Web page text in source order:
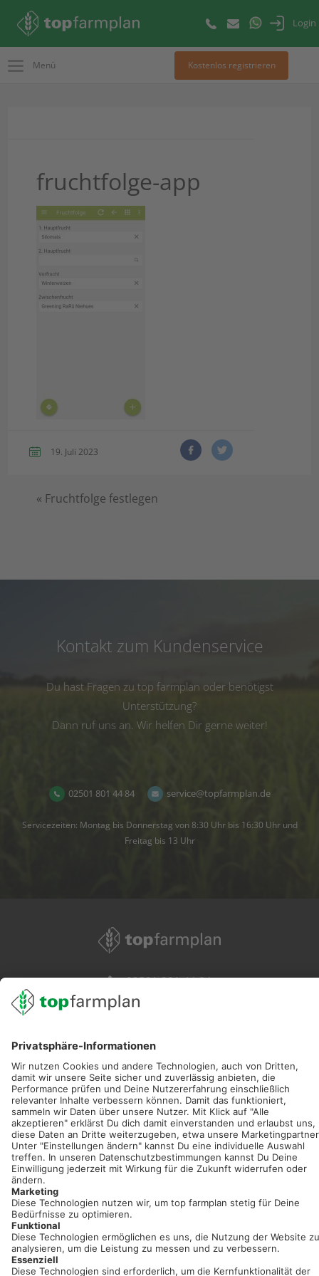
Login
Menü Kostenlos registrieren
fruchtfolge-app
19. Juli 2023
« Fruchtfolge festlegen
Kontakt zum Kundenservice
Du hast Fragen zu top farmplan oder benötigst
Unterstützung?
Dann ruf uns an. Wir helfen Dir gerne weiter!
02501 801 44 84 service@topfarmplan.de
Servicezeiten: Montag bis Donnerstag von 8:30 Uhr bis 16:30 Uhr und
Freitag bis 13 Uhr
02501 801 44 84
service@topfarmplan.de
Sei immer auf dem Laufenden!
Neue Features, spannende Tipps und hilfreiche Anleitungen!
Optimiere Dein Agrarbüro -
einfach und bequem!